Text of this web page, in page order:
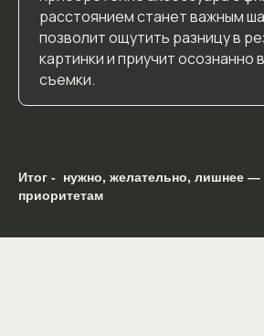
расстоянием станет важным
позволит ощутить разницу в
картинки и приучит осознанно
съемки.
Итог - нужно, желательно, лишнее —
приоритетам